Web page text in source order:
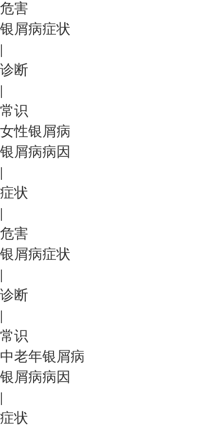
危害
银屑病症状
|
诊断
|
常识
女性银屑病
银屑病病因
|
症状
|
危害
银屑病症状
|
诊断
|
常识
中老年银屑病
银屑病病因
|
症状